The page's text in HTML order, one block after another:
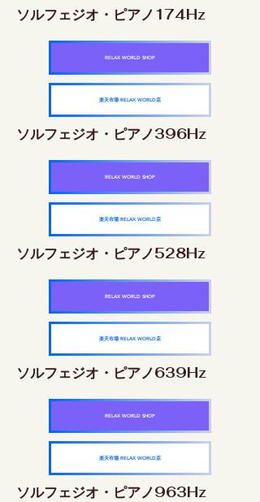
ソルフェジオ・ピアノ174Hz
RELAX WORLD SHOP
楽天市場 RELAX WORLD店
ソルフェジオ・ピアノ396Hz
RELAX WORLD SHOP
楽天市場 RELAX WORLD店
ソルフェジオ・ピアノ528Hz
RELAX WORLD SHOP
楽天市場 RELAX WORLD店
ソルフェジオ・ピアノ639Hz
RELAX WORLD SHOP
楽天市場 RELAX WORLD店
ソルフェジオ・ピアノ963Hz